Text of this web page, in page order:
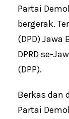
Partai
bergerak.
(DPD)
DPRD se-
(DPP).
Berkas dan
Partai